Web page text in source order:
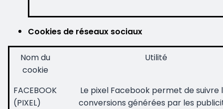
Cookies de réseaux sociaux
Nom du
cookie
Utilité
FACEBOOK
(PIXEL)
Le pixel Facebook permet de suivre
conversions générées par les